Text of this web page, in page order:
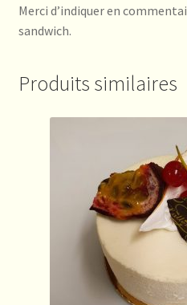
Merci d’indiquer en
sandwich.
Produits similaires